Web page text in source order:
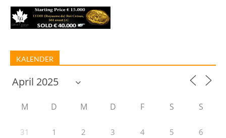
KALENDER
M D M D F S S
31 1 2 3 4 5 6